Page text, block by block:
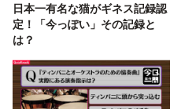
日本一有名な猫がギネス記録認
定！「今っぽい」その記録と
は？